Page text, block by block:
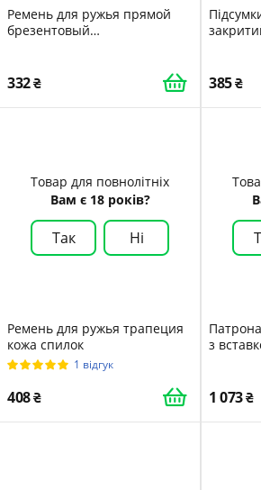
Ремень для ружья прямой
брезентовый
332 385
Товар для повнолітніх
Вам є 18 років?
Так Ні
Ремень для ружья трапеция
кожа спилок
1 відгук
408
з
1 073